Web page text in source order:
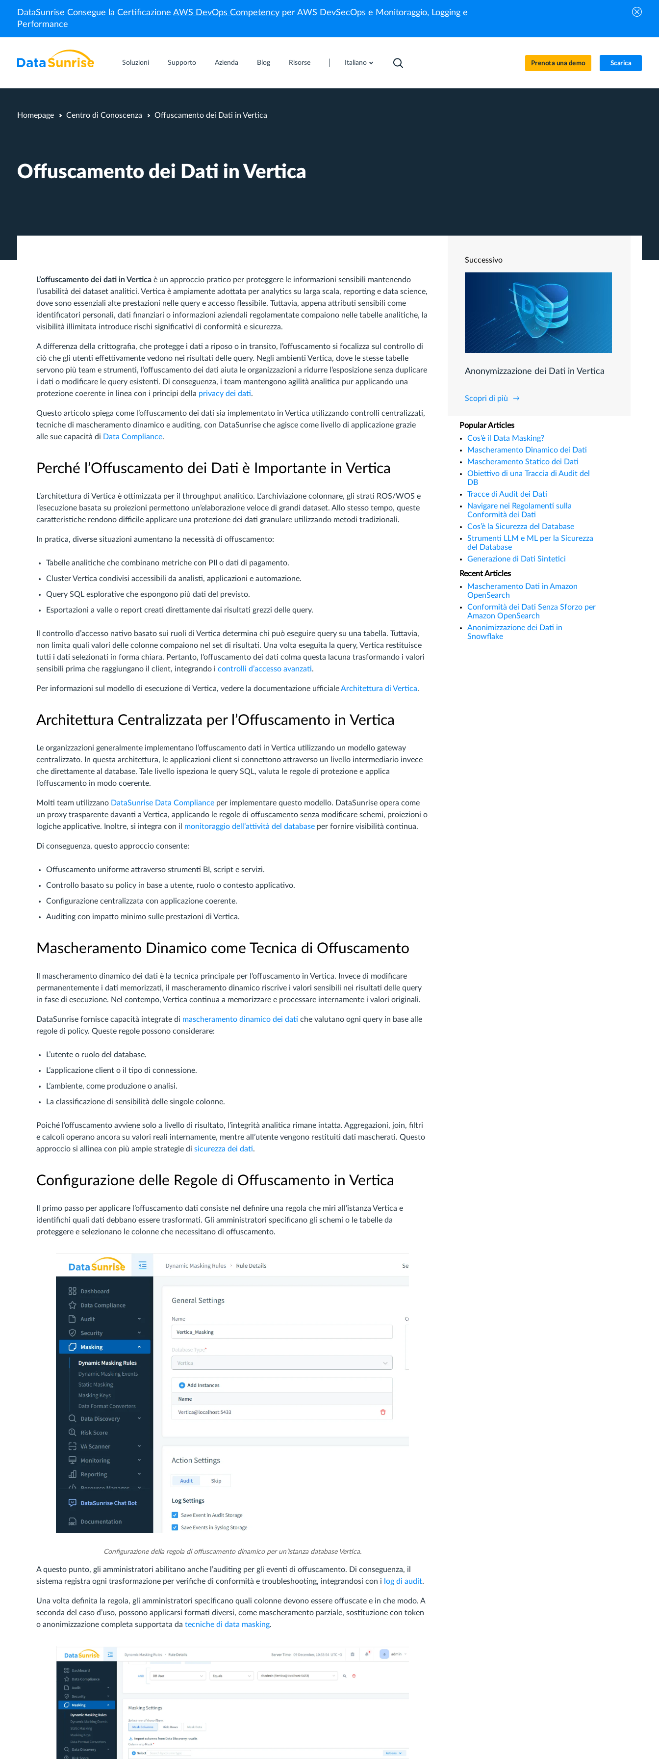
DataSunrise Consegue la Certificazione AWS DevOps Competency per AWS DevSecOps e Monitoraggio, Logging e
Performance
Soluzioni Supporto Azienda Blog Risorse Italiano Prenota una demo Scarica
Homepage Centro di Conoscenza Offuscamento dei Dati in Vertica
Offuscamento dei Dati in Vertica
L’offuscamento dei dati in Vertica è un approccio pratico per proteggere le informazioni sensibili mantenendo
l’usabilità dei dataset analitici. Vertica è ampiamente adottata per analytics su larga scala, reporting e data science,
dove sono essenziali alte prestazioni nelle query e accesso flessibile. Tuttavia, appena attributi sensibili come
identificatori personali, dati finanziari o informazioni aziendali regolamentate compaiono nelle tabelle analitiche, la
visibilità illimitata introduce rischi significativi di conformità e sicurezza.
A differenza della crittografia, che protegge i dati a riposo o in transito, l’offuscamento si focalizza sul controllo di
ciò che gli utenti effettivamente vedono nei risultati delle query. Negli ambienti Vertica, dove le stesse tabelle
servono più team e strumenti, l’offuscamento dei dati aiuta le organizzazioni a ridurre l’esposizione senza duplicare
i dati o modificare le query esistenti. Di conseguenza, i team mantengono agilità analitica pur applicando una
protezione coerente in linea con i principi della privacy dei dati.
Questo articolo spiega come l’offuscamento dei dati sia implementato in Vertica utilizzando controlli centralizzati,
tecniche di mascheramento dinamico e auditing, con DataSunrise che agisce come livello di applicazione grazie
alle sue capacità di Data Compliance.
Perché l’Offuscamento dei Dati è Importante in Vertica
L’architettura di Vertica è ottimizzata per il throughput analitico. L’archiviazione colonnare, gli strati ROS/WOS e
l’esecuzione basata su proiezioni permettono un’elaborazione veloce di grandi dataset. Allo stesso tempo, queste
caratteristiche rendono difficile applicare una protezione dei dati granulare utilizzando metodi tradizionali.
In pratica, diverse situazioni aumentano la necessità di offuscamento:
Tabelle analitiche che combinano metriche con PII o dati di pagamento.
Cluster Vertica condivisi accessibili da analisti, applicazioni e automazione.
Query SQL esplorative che espongono più dati del previsto.
Esportazioni a valle o report creati direttamente dai risultati grezzi delle query.
Il controllo d’accesso nativo basato sui ruoli di Vertica determina chi può eseguire query su una tabella. Tuttavia,
non limita quali valori delle colonne compaiono nel set di risultati. Una volta eseguita la query, Vertica restituisce
tutti i dati selezionati in forma chiara. Pertanto, l’offuscamento dei dati colma questa lacuna trasformando i valori
sensibili prima che raggiungano il client, integrando i controlli d’accesso avanzati.
Per informazioni sul modello di esecuzione di Vertica, vedere la documentazione ufficialeArchitettura di Vertica.
Architettura Centralizzata per l’Offuscamento in Vertica
Le organizzazioni generalmente implementano l’offuscamento dati in Vertica utilizzando un modello gateway
centralizzato. In questa architettura, le applicazioni client si connettono attraverso un livello intermediario invece
che direttamente al database. Tale livello ispeziona le query SQL, valuta le regole di protezione e applica
l’offuscamento in modo coerente.
Molti team utilizzano DataSunrise Data Compliance per implementare questo modello. DataSunrise opera come
un proxy trasparente davanti a Vertica, applicando le regole di offuscamento senza modificare schemi, proiezioni o
logiche applicative. Inoltre, si integra con il monitoraggio dell’attività del database per fornire visibilità continua.
Di conseguenza, questo approccio consente:
Offuscamento uniforme attraverso strumenti BI, script e servizi.
Controllo basato su policy in base a utente, ruolo o contesto applicativo.
Configurazione centralizzata con applicazione coerente.
Auditing con impatto minimo sulle prestazioni di Vertica.
Mascheramento Dinamico come Tecnica di Offuscamento
Il mascheramento dinamico dei dati è la tecnica principale per l’offuscamento in Vertica. Invece di modificare
permanentemente i dati memorizzati, il mascheramento dinamico riscrive i valori sensibili nei risultati delle query
in fase di esecuzione. Nel contempo, Vertica continua a memorizzare e processare internamente i valori originali.
DataSunrise fornisce capacità integrate di mascheramento dinamico dei dati che valutano ogni query in base alle
regole di policy. Queste regole possono considerare:
L’utente o ruolo del database.
L’applicazione client o il tipo di connessione.
L’ambiente, come produzione o analisi.
La classificazione di sensibilità delle singole colonne.
Poiché l’offuscamento avviene solo a livello di risultato, l’integrità analitica rimane intatta. Aggregazioni, join, filtri
e calcoli operano ancora su valori reali internamente, mentre all’utente vengono restituiti dati mascherati. Questo
approccio si allinea con più ampie strategie di sicurezza dei dati.
Configurazione delle Regole di Offuscamento in Vertica
Il primo passo per applicare l’offuscamento dati consiste nel definire una regola che miri all’istanza Vertica e
identifichi quali dati debbano essere trasformati. Gli amministratori specificano gli schemi o le tabelle da
proteggere e selezionano le colonne che necessitano di offuscamento.
Configurazione della regola di offuscamento dinamico per un’istanza database Vertica.
A questo punto, gli amministratori abilitano anche l’auditing per gli eventi di offuscamento. Di conseguenza, il
sistema registra ogni trasformazione per verifiche di conformità e troubleshooting, integrandosi con i log di audit.
Una volta definita la regola, gli amministratori specificano quali colonne devono essere offuscate e in che modo. A
seconda del caso d’uso, possono applicarsi formati diversi, come mascheramento parziale, sostituzione con token
o anonimizzazione completa supportata da tecniche di data masking.
Successivo
Anonymizzazione dei Dati in Vertica
Scopri di più
Popular Articles
Cos’è il Data Masking?
Mascheramento Dinamico dei Dati
Mascheramento Statico dei Dati
Obiettivo di una Traccia di Audit del
DB
Tracce di Audit dei Dati
Navigare nei Regolamenti sulla
Conformità dei Dati
Cos’è la Sicurezza del Database
Strumenti LLM e ML per la Sicurezza
del Database
Generazione di Dati Sintetici
Recent Articles
Mascheramento Dati in Amazon
OpenSearch
Conformità dei Dati Senza Sforzo per
Amazon OpenSearch
Anonimizzazione dei Dati in
Snowflake